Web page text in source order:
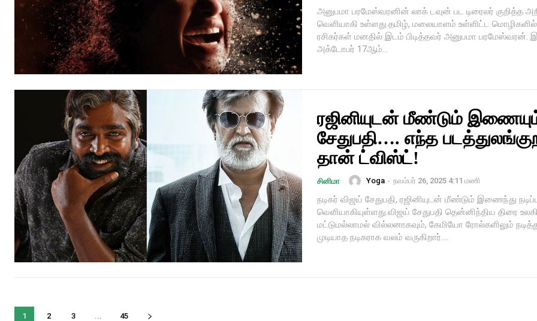
அனுபமா பரமேஸ்வரனின் லாக் டவுன் பட டிரைலர் குறித்த
வெளியாகி உள்ளது.தமிழ், மலையாளம் உள்ளிட்ட மொழிகளில்
ரசிகர்கள் மனதில் இடம் பிடித்தவர் அனுபமா பரமேஸ்வரன்.
அக்டோபர் 17ஆம்...
ரஜினியுடன் மீண்டும்
சேதுபதி…. எந்த
தான் ட்விஸ்ட்!
சினிமா Yoga - நவம்பர் 26, 2025 4:11 மணி
நடிகர் விஜய் சேதுபதி, ரஜினியுடன் மீண்டும் இணைந்து
வெளியாகியுள்ளது.விஜய் சேதுபதி தென்னிந்திய திரை
மட்டுமல்லாமல் வில்லனாகவும், கேமியோ ரோல்களிலும்
முடியாத நடிகராக வலம் வருகிறார்....
1 2 3 ... 45